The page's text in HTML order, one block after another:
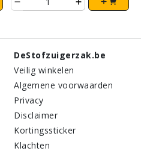
DeStofzuigerzak.be
Veilig winkelen
Algemene voorwaarden
Privacy
Disclaimer
Kortingssticker
Klachten